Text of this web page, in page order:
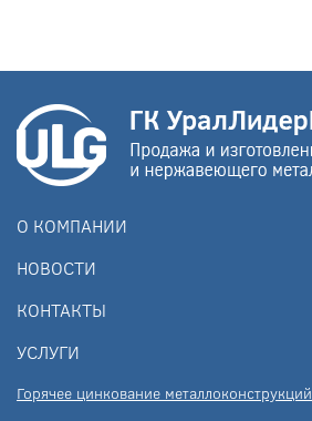
О КОМПАНИИ
НОВОСТИ
КОНТАКТЫ
УСЛУГИ
Горячее цинкование металлоконструкций